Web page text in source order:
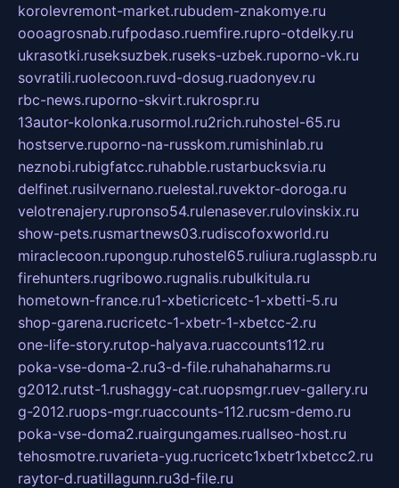
korolevremont-market.rubudem-znakomye.ru
oooagrosnab.rufpodaso.ruemfire.rupro-otdelky.ru
ukrasotki.ruseksuzbek.ruseks-uzbek.ruporno-vk.ru
sovratili.ruolecoon.ruvd-dosug.ruadonyev.ru
rbc-news.ruporno-skvirt.rukrospr.ru
13autor-kolonka.rusormol.ru2rich.ruhostel-65.ru
hostserve.ruporno-na-russkom.rumishinlab.ru
neznobi.rubigfatcc.ruhabble.rustarbucksvia.ru
delfinet.rusilvernano.ruelestal.ruvektor-doroga.ru
velotrenajery.rupronso54.rulenasever.rulovinskix.ru
show-pets.rusmartnews03.rudiscofoxworld.ru
miraclecoon.rupongup.ruhostel65.ruliura.ruglasspb.ru
firehunters.rugribowo.rugnalis.rubulkitula.ru
hometown-france.ru1-xbeticricetc-1-xbetti-5.ru
shop-garena.rucricetc-1-xbetr-1-xbetcc-2.ru
one-life-story.rutop-halyava.ruaccounts112.ru
poka-vse-doma-2.ru3-d-file.ruhahahaharms.ru
g2012.rutst-1.rushaggy-cat.ruopsmgr.ruev-gallery.ru
g-2012.ruops-mgr.ruaccounts-112.rucsm-demo.ru
poka-vse-doma2.ruairgungames.ruallseo-host.ru
tehosmotre.ruvarieta-yug.rucricetc1xbetr1xbetcc2.ru
raytor-d.ruatillagunn.ru3d-file.ru